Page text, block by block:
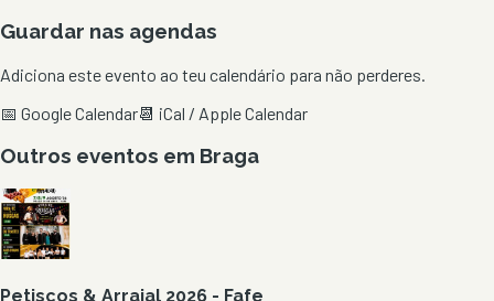
Guardar nas agendas
Adiciona este evento ao teu calendário para não perderes.
📅 Google Calendar📆 iCal / Apple Calendar
Outros eventos em Braga
Petiscos & Arraial 2026 - Fafe